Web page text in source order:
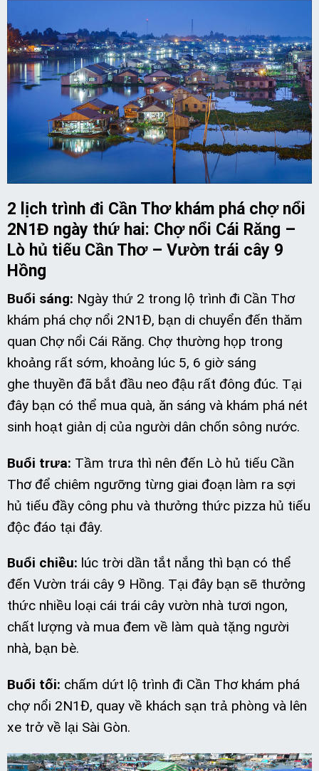
2 lịch trình đi Cần Thơ khám phá chợ nổi
2N1Đ ngày thứ hai: Chợ nổi Cái Răng –
Lò hủ tiếu Cần Thơ – Vườn trái cây 9
Hồng
Buổi sáng: Ngày thứ 2 trong lộ trình đi Cần Thơ
khám phá chợ nổi 2N1Đ, bạn di chuyển đến thăm
quan Chợ nổi Cái Răng. Chợ thường họp trong
khoảng rất sớm, khoảng lúc 5, 6 giờ sáng
ghe thuyền đã bắt đầu neo đậu rất đông đúc. Tại
đây bạn có thể mua quà, ăn sáng và khám phá nét
sinh hoạt giản dị của người dân chốn sông nước.
Buổi trưa: Tầm trưa thì nên đến Lò hủ tiếu Cần
Thơ để chiêm ngưỡng từng giai đoạn làm ra sợi
hủ tiếu đầy công phu và thưởng thức pizza hủ tiếu
độc đáo tại đây.
Buổi chiều: lúc trời dần tắt nắng thì bạn có thể
đến Vườn trái cây 9 Hồng. Tại đây bạn sẽ thưởng
thức nhiều loại cái trái cây vườn nhà tươi ngon,
chất lượng và mua đem về làm quà tặng người
nhà, bạn bè.
Buổi tối: chấm dứt lộ trình đi Cần Thơ khám phá
chợ nổi 2N1Đ, quay về khách sạn trả phòng và lên
xe trở về lại Sài Gòn.